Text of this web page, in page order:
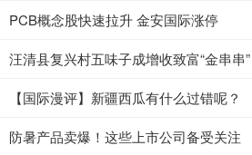
PCB概念股快速拉升 金安国际涨停
汪清县复兴村五味子成增收致富“金串串
【国际漫评】新疆西瓜有什么过错呢？
防暑产品卖爆！这些上市公司备受关注